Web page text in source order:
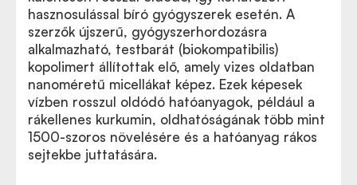
hasznosulással bíró gyógyszerek esetén. A
szerzők újszerű, gyógyszerhordozásra
alkalmazható, testbarát (biokompatibilis)
kopolimert állítottak elő, amely vizes oldatban
nanoméretű micellákat képez. Ezek képesek
vízben rosszul oldódó hatóanyagok, például a
rákellenes kurkumin, oldhatóságának több mint
1500-szoros növelésére és a hatóanyag rákos
sejtekbe juttatására.